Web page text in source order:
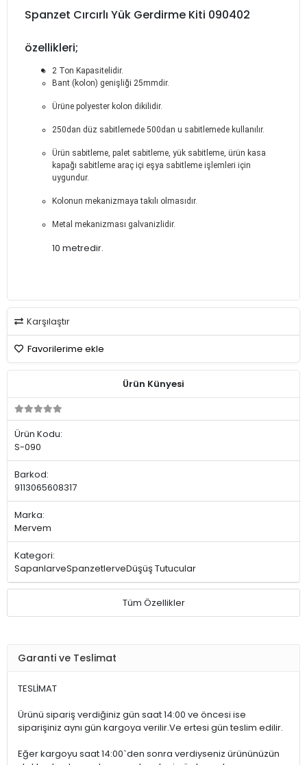
Spanzet Cırcırlı Yük Gerdirme Kiti 090402
özellikleri;
2 Ton Kapasitelidir.
Bant (kolon) genişliği 25mmdir.
Ürüne polyester kolon dikilidir.
250dan düz sabitlemede 500dan u sabitlemede kullanılır.
Ürün sabitleme, palet sabitleme, yük sabitleme, ürün kasa
kapağı sabitleme araç içi eşya sabitleme işlemleri için
uygundur.
Kolonun mekanizmaya takılı olmasıdır.
Metal mekanizması galvanizlidir.
10 metredir.
Karşılaştır
Favorilerime ekle
Ürün Künyesi
Ürün Kodu:
S-090
Barkod:
9113065608317
Marka:
Mervem
Kategori:
SapanlarveSpanzetlerveDüşüş Tutucular
Tüm Özellikler
Garanti ve Teslimat
TESLİMAT
Ürünü sipariş verdiğiniz gün saat 14:00 ve öncesi ise
siparişiniz aynı gün kargoya verilir.Ve ertesi gün teslim edilir.
Eğer kargoyu saat 14:00`den sonra verdiyseniz ürününüzün